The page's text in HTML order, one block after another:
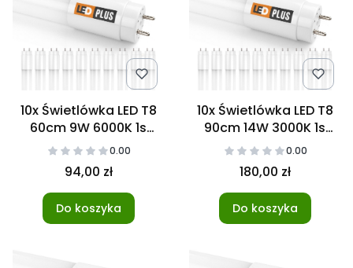
10x Świetlówka LED T8
60cm 9W 6000K 1s
NANO 0.00
94,00 zł
Do koszyka
10x Świetlówka LED T8
90cm 14W 3000K 1s
NANO 0.00
180,00 zł
Do koszyka